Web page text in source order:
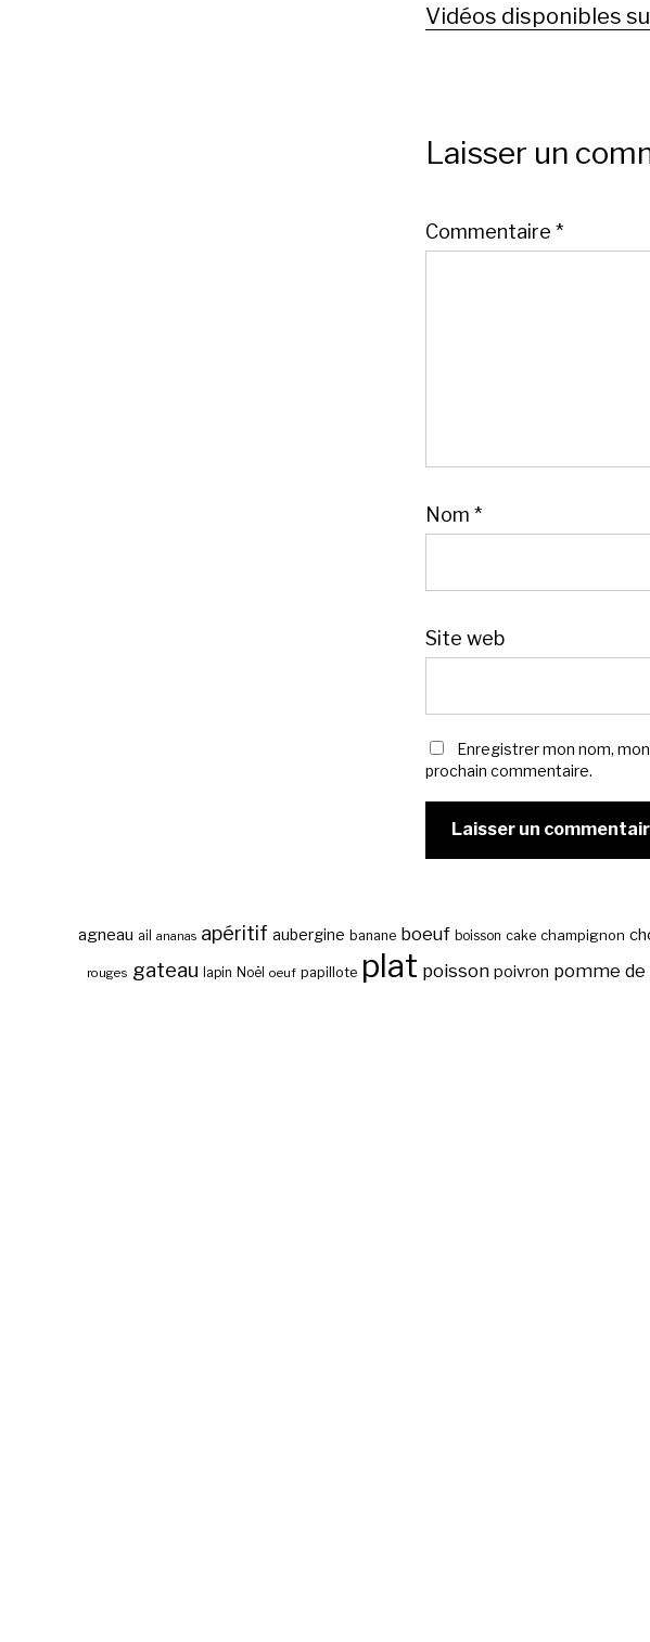
Vidéos disponibles
Laisser un
Commentaire *
Nom *
Site web
Enregistrer mon nom,
prochain commentaire.
agneau ail ananas apéritif aubergine banane boeuf boisson cake champignon
rouges gateau lapin Noël oeuf papillote plat poisson poivron pomme